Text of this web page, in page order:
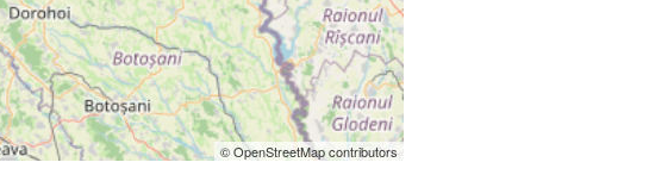
© OpenStreetMap contributors